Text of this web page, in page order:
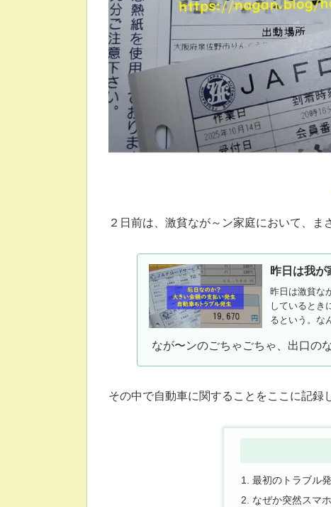
２日前は、激貧なが～ン家庭において、ま
昨日は我が
昨日は激貧な
しているとき
るという。な
のスマホ文鎮
なが〜ンのごちゃごちゃ、出口の
その中で自動車に関することをここに記
最初のトラブル
なぜか突然スマ